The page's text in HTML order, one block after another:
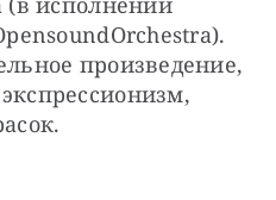
произведение,